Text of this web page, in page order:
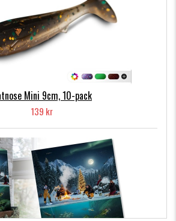
Mini 9cm, 10-pack
139 kr